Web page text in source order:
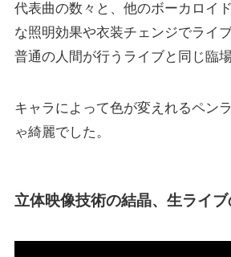
代表曲の数々と、他のボーカロイ
な照明効果や衣装チェンジでライ
普通の人間が行うライブと同じ臨場
キャラによって色が変えれるペン
ゃ綺麗でした。
立体映像技術の結晶、生ライ